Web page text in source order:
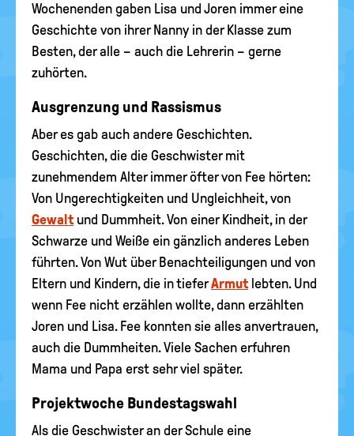
Wochenenden gaben Lisa und Joren immer eine
Geschichte von ihrer Nanny in der Klasse zum
Besten, der alle – auch die Lehrerin – gerne
zuhörten.
Ausgrenzung und Rassismus
Aber es gab auch andere Geschichten.
Geschichten, die die Geschwister mit
zunehmendem Alter immer öfter von Fee hörten:
Von Ungerechtigkeiten und Ungleichheit, von
Gewaltund Dummheit. Von einer Kindheit, in der
Schwarze und Weiße ein gänzlich anderes Leben
führten. Von Wut über Benachteiligungen und von
Eltern und Kindern, die in tieferArmutlebten. Und
wenn Fee nicht erzählen wollte, dann erzählten
Joren und Lisa. Fee konnten sie alles anvertrauen,
auch die Dummheiten. Viele Sachen erfuhren
Mama und Papa erst sehr viel später.
Projektwoche Bundestagswahl
Als die Geschwister an der Schule eine